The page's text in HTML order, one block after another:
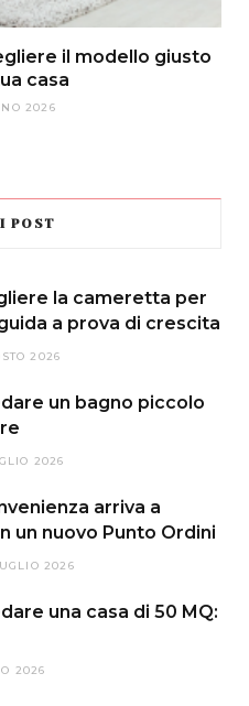
il modello giusto
casa
2026
POST
la cameretta per
a prova di crescita
2026
un bagno piccolo
2026
arriva a
un nuovo Punto Ordini
2026
una casa di 50 MQ:
2026